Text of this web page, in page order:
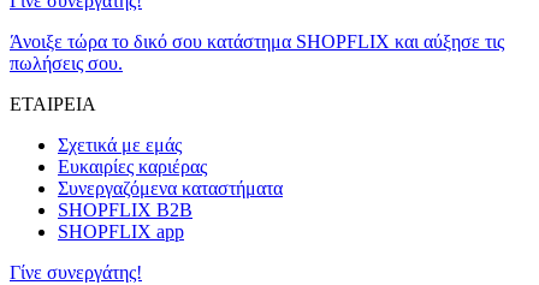
Άνοιξε τώρα το δικό σου κατάστημα SHOPFLIX και αύξησε τις
πωλήσεις σου.
ΕΤΑΙΡΕΙΑ
Σχετικά με εμάς
Ευκαιρίες καριέρας
Συνεργαζόμενα καταστήματα
SHOPFLIX B2B
SHOPFLIX app
Γίνε συνεργάτης!